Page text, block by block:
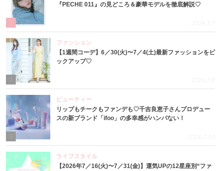
『PECHE 011』の見どころ＆豪華モデルを徹底解説♡
2026.7.7
ファッション
【1週間コーデ】6／30(火)〜7／4(土)最新ファッションをピ
ックアップ♡
2026.7.8
3
ビューティー
リップもチークもファンデも♡千吉良恵子さんプロデュー
スの新ブランド「ifoo」の多幸感がハンパない！
2026.7.10
ライフスタイル
【2026年7／16(火)〜7／31(金)】運気UPの12星座別“ファ